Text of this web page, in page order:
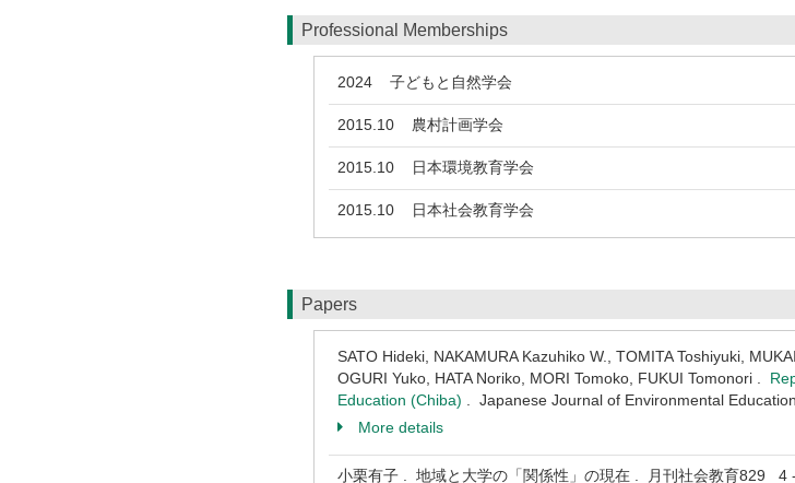
Professional Memberships
2024 子どもと自然学会
2015.10 農村計画学会
2015.10 日本環境教育学会
2015.10 日本社会教育学会
Papers
SATO Hideki, NAKAMURA Kazuhiko W., TOMITA Toshiyuki,
OGURI Yuko, HATA Noriko, MORI Tomoko, FUKUI Tomonori .
Education (Chiba) . Japanese Journal of Environmental
More details
小栗有子 . 地域と大学の「関係性」の現在 . 月刊社会教育829